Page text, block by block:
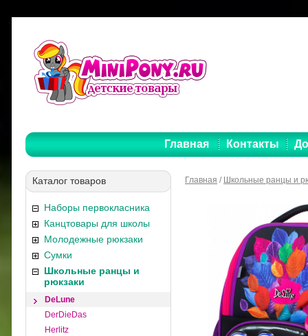
Главная Контакты
Каталог товаров
Наборы первокласника
Канцтовары для школы
Молодежные рюкзаки
Сумки
Школьные ранцы и
рюкзаки
DeLune
DerDieDas
Herlitz
Главная / Школьные ранцы и